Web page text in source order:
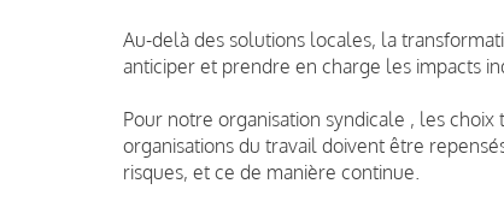
Au-delà des solutions locales, la
anticiper et prendre en charge les impacts
Pour notre organisation syndicale , les
organisations du travail doivent être
risques, et ce de manière continue.